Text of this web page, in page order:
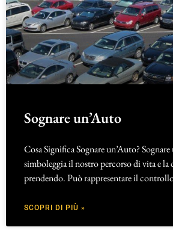
Sognare un’Auto
Cosa Significa Sognare un’Auto? Sognare
simboleggia il nostro percorso di vita e la
prendendo. Può rappresentare il
SCOPRI DI PIÙ »